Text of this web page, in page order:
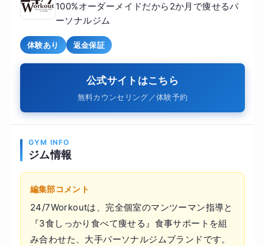
100%オーダーメイドだから2か月で痩せるパ
ーソナルジム
体験あり 返金保証
公式サイトはこちら
無料カウンセリング／体験予約
GYM INFO
ジム情報
編集部コメント
24/7Workoutは、完全個室のマンツーマン指導と
『3食しっかり食べて痩せる』食事サポートを組
み合わせた、大手パーソナルジムブランドです。